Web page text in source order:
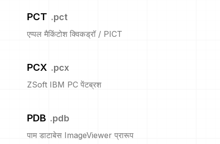
PCT .pct
एप्पल मैकिंटोश क्विकड्रॉ / PICT
PCX .pcx
ZSoft IBM PC पेंटब्रश
PDB .pdb
पाम डाटाबेस ImageViewer प्रारूप